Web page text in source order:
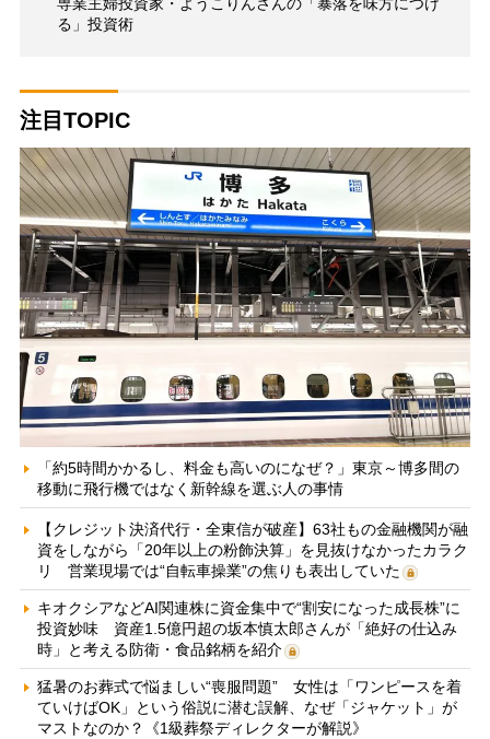
る」投資術
注目TOPIC
「約5時間かかるし、料金も高いのになぜ？」東京～博多間の
移動に飛行機ではなく新幹線を選ぶ人の事情
【クレジット決済代行・全東信が破産】63社もの金融機関が融
資をしながら「20年以上の粉飾決算」を見抜けなかったカラク
リ 営業現場では“自転車操業”の焦りも表出していた
キオクシアなどAI関連株に資金集中で“割安になった成長株”に
投資妙味 資産1.5億円超の坂本慎太郎さんが「絶好の仕込み
時」と考える防衛・食品銘柄を紹介
猛暑のお葬式で悩ましい“喪服問題” 女性は「ワンピースを着
ていけばOK」という俗説に潜む誤解、なぜ「ジャケット」が
マストなのか？《1級葬祭ディレクターが解説》